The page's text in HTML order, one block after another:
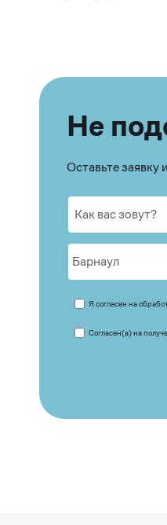
Не
Оставьте
Я согласен на
Согласен(а) на